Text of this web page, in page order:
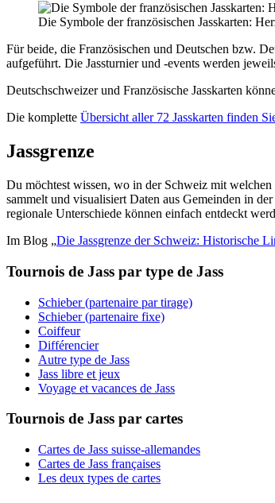
Die Symbole der französischen Jasskarten:
Für beide, die Französischen und Deutschen bzw.
aufgeführt. Die Jassturnier und -events werden
Deutschschweizer und Französische Jasskarten
Die komplette Übersicht aller 72 Jasskarten finden
Jassgrenze
Du möchtest wissen, wo in der Schweiz mit
sammelt und visualisiert Daten aus Gemeinden in
regionale Unterschiede können einfach entdeckt
Im Blog „Die Jassgrenze der Schweiz: Historische
Tournois de Jass par type de Jass
Schieber (partenaire par tirage)
Schieber (partenaire fixe)
Coiffeur
Différencier
Autre type de Jass
Jass libre et jeux
Voyage et vacances de Jass
Tournois de Jass par cartes
Cartes de Jass suisse-allemandes
Cartes de Jass françaises
Les deux types de cartes